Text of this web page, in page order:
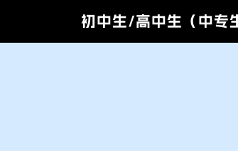
初中生/高中生（中专